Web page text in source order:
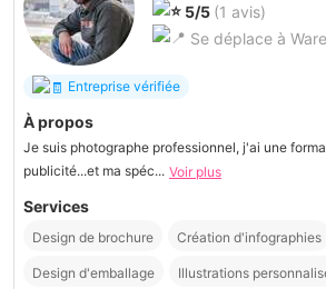
5/5 (1 avis)
Se déplace à
Entreprise vérifiée
À propos
Je suis photographe professionnel, j'ai une
publicité...et ma spéc... Voir plus
Services
Design de brochure Création d'infographies
Design d'emballage Illustrations